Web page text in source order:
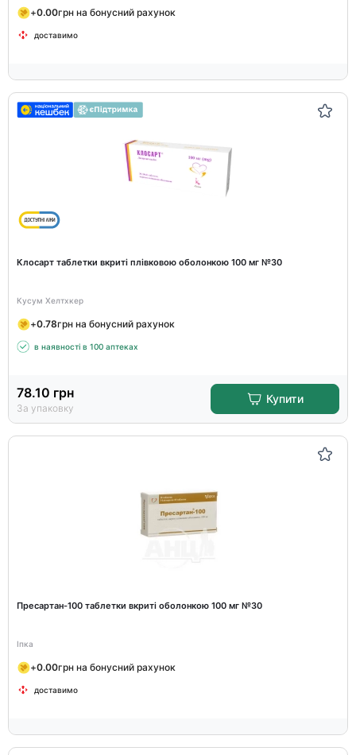
+0.00грн на бонусний рахунок
доставимо
Клосарт таблетки вкриті плівковою оболонкою 100 мг №30
Кусум Хелтхкер
+0.78грн на бонусний рахунок
в наявності в 100 аптеках
78.10 грн
За упаковку
Купити
Пресартан-100 таблетки вкриті оболонкою 100 мг №30
Іпка
+0.00грн на бонусний рахунок
доставимо